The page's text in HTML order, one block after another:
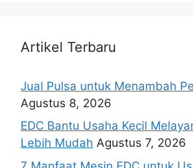
Artikel Terbaru
Jual Pulsa untuk Menambah
Agustus 8, 2026
EDC Bantu Usaha Kecil
Lebih Mudah Agustus 7, 2026